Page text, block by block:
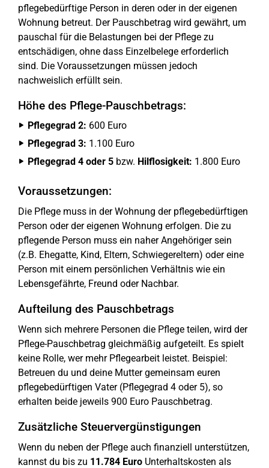
pflegebedürftige Person in deren oder in der eigenen
Wohnung betreut. Der Pauschbetrag wird gewährt, um
pauschal für die Belastungen bei der Pflege zu
entschädigen, ohne dass Einzelbelege erforderlich
sind. Die Voraussetzungen müssen jedoch
nachweislich erfüllt sein.
Höhe des Pflege-Pauschbetrags:
Pflegegrad 2: 600 Euro
Pflegegrad 3: 1.100 Euro
Pflegegrad 4 oder 5 bzw. Hilflosigkeit: 1.800 Euro
Voraussetzungen:
Die Pflege muss in der Wohnung der pflegebedürftigen
Person oder der eigenen Wohnung erfolgen. Die zu
pflegende Person muss ein naher Angehöriger sein
(z.B. Ehegatte, Kind, Eltern, Schwiegereltern) oder eine
Person mit einem persönlichen Verhältnis wie ein
Lebensgefährte, Freund oder Nachbar.
Aufteilung des Pauschbetrags
Wenn sich mehrere Personen die Pflege teilen, wird der
Pflege-Pauschbetrag gleichmäßig aufgeteilt. Es spielt
keine Rolle, wer mehr Pflegearbeit leistet. Beispiel:
Betreuen du und deine Mutter gemeinsam euren
pflegebedürftigen Vater (Pflegegrad 4 oder 5), so
erhalten beide jeweils 900 Euro Pauschbetrag.
Zusätzliche Steuervergünstigungen
Wenn du neben der Pflege auch finanziell unterstützen,
kannst du bis zu 11.784 Euro Unterhaltskosten als